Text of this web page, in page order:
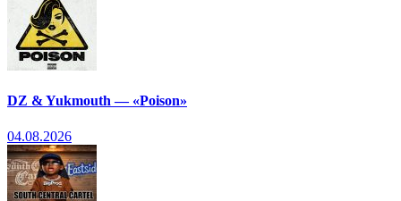
DZ & Yukmouth — «Poison»
04.08.2026